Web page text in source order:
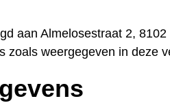
aan Almelosestraat 2,
zoals weergegeven in deze